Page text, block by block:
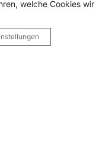
welche Cookies wir